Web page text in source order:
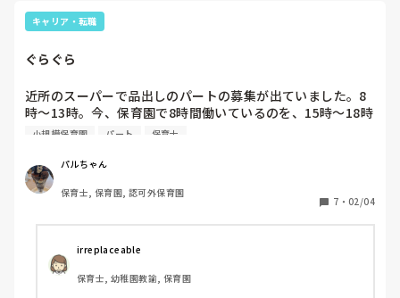
キャリア・転職
ぐらぐら
近所のスーパーで品出しのパートの募集が出ていました。8
時～13時。今、保育園で8時間働いているのを、15時～18時
半の短期にして、ダブルワークするのも手かな？と思い心が
て…。でもこの歳(53歳)でダブルワークはキツイかな。休み
が合うとは限らないし(保育園は日祝もあり)。保育の仕事が
キツくて、毎日辞めようかな、いやがんばって続けようかな
小規模保育園 パート 保育士
パルちゃん
保育士, 保育園, 認可外保育園
7 ・ 02/04
irreplaceable
保育士, 幼稚園教諭, 保育園